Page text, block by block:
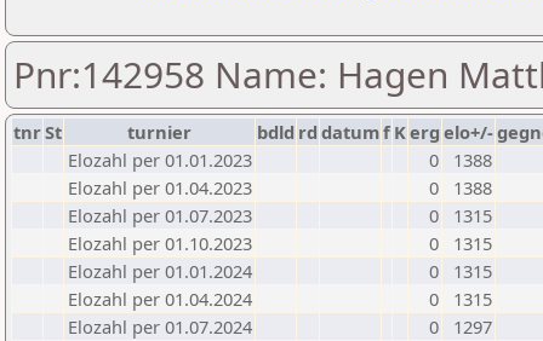
Pnr:142958 Name: Hagen
tnrSt turnier bdld rd datumf Kerg elo+/-
Elozahl per 01.01.2023
0
1388
Elozahl per 01.04.2023
0
1388
Elozahl per 01.07.2023
0
1315
Elozahl per 01.10.2023
0
1315
Elozahl per 01.01.2024
0
1315
Elozahl per 01.04.2024
0
1315
Elozahl per 01.07.2024
0
1297